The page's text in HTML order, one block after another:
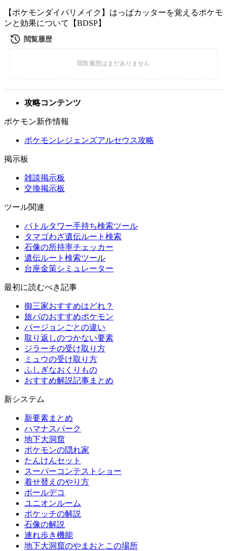
【ポケモンダイパリメイク】はっぱカッターを覚えるポケモ
ンと効果について【BDSP】
攻略コンテンツ
ポケモン新作情報
ポケモンレジェンズアルセウス攻略
掲示板
雑談掲示板
交換掲示板
ツール関連
バトルタワー手持ち検索ツール
タマゴわざ遺伝ルート検索
石像の所持率チェッカー
遺伝ルート検索ツール
台座金策シミュレーター
最初に読むべき記事
御三家おすすめはどれ？
旅パのおすすめポケモン
バージョンごとの違い
取り返しのつかない要素
ジラーチの受け取り方
ミュウの受け取り方
ふしぎなおくりもの
おすすめ解説記事まとめ
新システム
新要素まとめ
ハマナスパーク
地下大洞窟
ポケモンの隠れ家
たんけんセット
スーパーコンテストショー
着せ替えのやり方
ボールデコ
ユニオンルーム
ポケッチの解説
石像の解説
連れ歩き機能
地下大洞窟のやまおとこの場所